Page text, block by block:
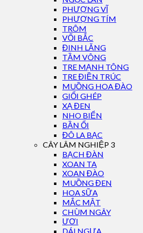
PHƯỢNG VĨ
PHƯỢNG TÍM
TRÔM
VỐI BẮC
ĐINH LĂNG
TẦM VÔNG
TRE MẠNH TÔNG
TRE ĐIỀN TRÚC
MUỒNG HOA ĐÀO
GIỔI GHÉP
XẠ ĐEN
NHO BIỂN
BẦN ỔI
ĐÔ LA BẠC
CÂY LÂM NGHIỆP 3
BẠCH ĐÀN
XOAN TA
XOAN ĐÀO
MUỒNG ĐEN
HOA SỮA
MẮC MẬT
CHÙM NGÂY
ƯƠI
DÁI NGỰA